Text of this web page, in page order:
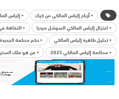
• أرباح إلياس المالكي من كيك
• إلياس
• اعتزال إلياس المالكي السوشل ميديا
• التفاهة
• تحليل ظاهرة إلياس المالكي
• حكم محكمة
• محاكمة إلياس المالكي 2025
• من هو ملك